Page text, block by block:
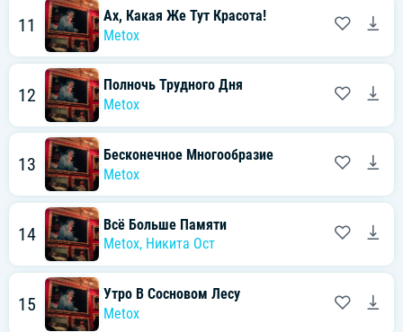
11
Ах, Какая Же Тут Красота!
Metox
12
Полночь Трудного Дня
Metox
13
Бесконечное Многообразие
Metox
14
Всё Больше Памяти
Metox, Никита Ост
15
Утро В Сосновом Лесу
Metox